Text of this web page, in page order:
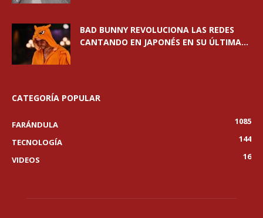
BAD BUNNY REVOLUCIONA LAS REDES
CANTANDO EN JAPONÉS EN SU ÚLTIMA...
CATEGORÍA POPULAR
FARÁNDULA
1085
TECNOLOGÍA
144
VIDEOS
16